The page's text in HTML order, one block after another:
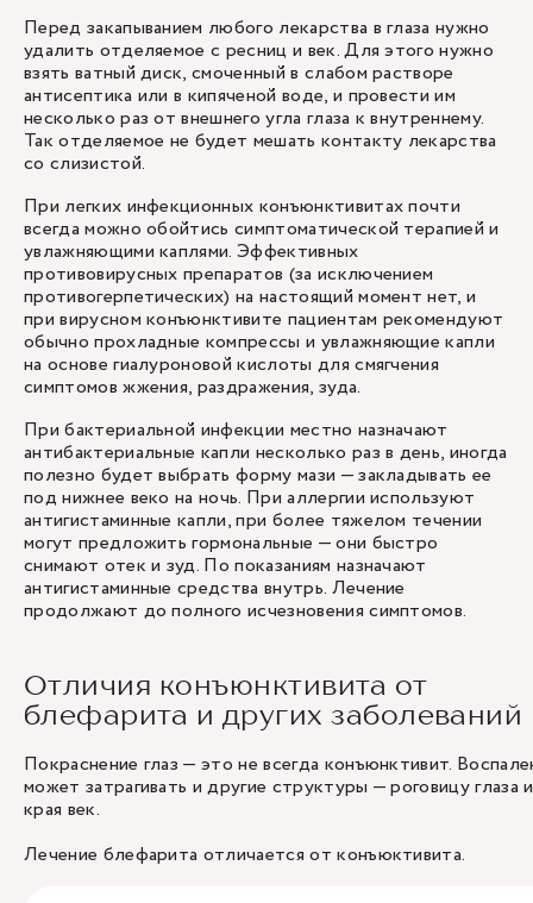
Перед закапыванием любого лекарства в глаза нужно
удалить отделяемое с ресниц и век. Для этого нужно
взять ватный диск, смоченный в слабом растворе
антисептика или в кипяченой воде, и провести им
несколько раз от внешнего угла глаза к внутреннему.
Так отделяемое не будет мешать контакту лекарства
со слизистой.
При легких инфекционных конъюнктивитах почти
всегда можно обойтись симптоматической терапией и
увлажняющими каплями. Эффективных
противовирусных препаратов (за исключением
противогерпетических) на настоящий момент нет, и
при вирусном конъюнктивите пациентам рекомендуют
обычно прохладные компрессы и увлажняющие капли
на основе гиалуроновой кислоты для смягчения
симптомов жжения, раздражения, зуда.
При бактериальной инфекции местно назначают
антибактериальные капли несколько раз в день, иногда
полезно будет выбрать форму мази — закладывать ее
под нижнее веко на ночь. При аллергии используют
антигистаминные капли, при более тяжелом течении
могут предложить гормональные — они быстро
снимают отек и зуд. По показаниям назначают
антигистаминные средства внутрь. Лечение
продолжают до полного исчезновения симптомов.
Отличия конъюнктивита от
блефарита и других заболеваний
Покраснение глаз — это не всегда конъюнктивит.
может затрагивать и другие структуры — роговицу глаза
края век.
Лечение блефарита отличается от конъюктивита.